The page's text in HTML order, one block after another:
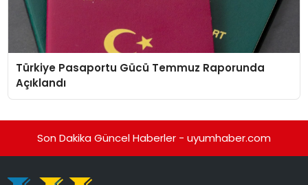
Türkiye Pasaportu Gücü Temmuz Raporunda
Açıklandı
Son Dakika Güncel Haberler - uyumhaber.com